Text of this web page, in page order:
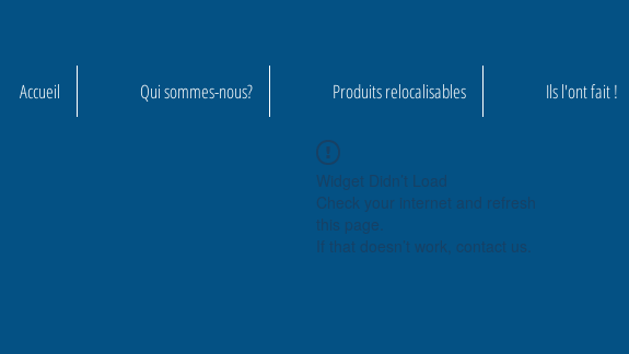
Accueil Qui sommes-nous? Produits relocalisables Ils l'ont fait !
Widget Didn’t Load
Check your internet and refresh
this page.
If that doesn’t work, contact us.